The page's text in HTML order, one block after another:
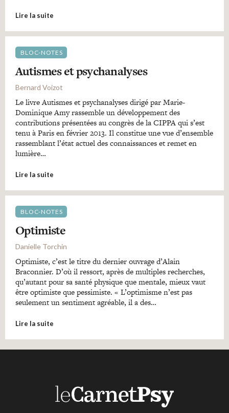
Lire la suite
BLOC-NOTES
Autismes et psychanalyses
Bernard Voizot
Le livre Autismes et psychanalyses dirigé par Marie-
Dominique Amy rassemble un développement des
contributions présentées au congrès de la CIPPA qui s’est
tenu à Paris en février 2013. Il constitue une vue d’ensemble
rassemblant l’état actuel des connaissances et remet en
lumière…
Lire la suite
BLOC-NOTES
Optimiste
Danielle Torchin
Optimiste, c’est le titre du dernier ouvrage d’Alain
Braconnier. D’où il ressort, après de multiples recherches,
qu’autant pour sa santé physique que mentale, mieux vaut
être optimiste que pessimiste. « L’optimisme n’est pas
seulement un sentiment agréable, il a des…
Lire la suite